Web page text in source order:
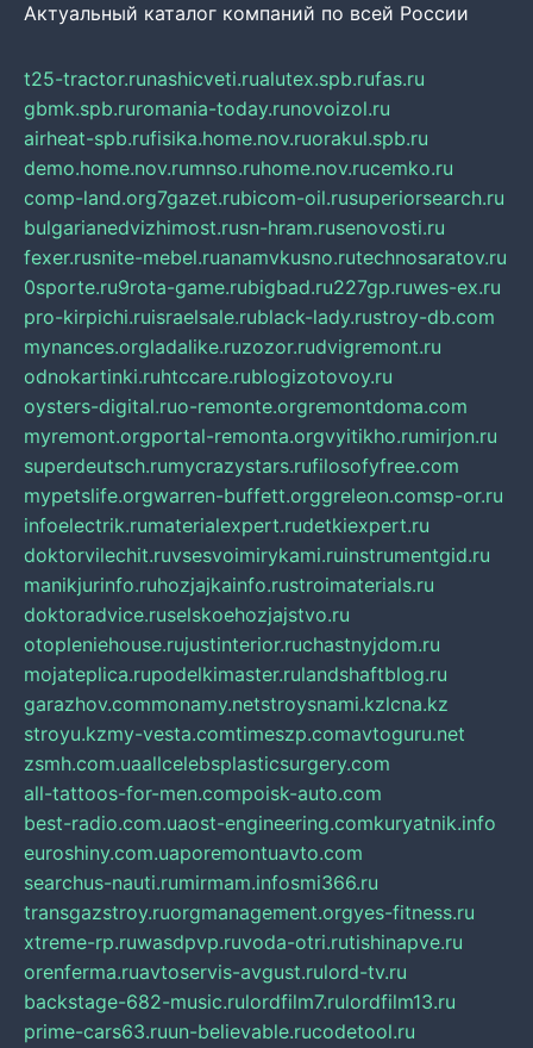
Актуальный каталог компаний по всей России
t25-tractor.runashicveti.rualutex.spb.rufas.ru
gbmk.spb.ruromania-today.runovoizol.ru
airheat-spb.rufisika.home.nov.ruorakul.spb.ru
demo.home.nov.rumnso.ruhome.nov.rucemko.ru
comp-land.org7gazet.rubicom-oil.rusuperiorsearch.ru
bulgarianedvizhimost.rusn-hram.rusenovosti.ru
fexer.rusnite-mebel.ruanamvkusno.rutechnosaratov.ru
0sporte.ru9rota-game.rubigbad.ru227gp.ruwes-ex.ru
pro-kirpichi.ruisraelsale.rublack-lady.rustroy-db.com
mynances.orgladalike.ruzozor.rudvigremont.ru
odnokartinki.ruhtccare.rublogizotovoy.ru
oysters-digital.ruo-remonte.orgremontdoma.com
myremont.orgportal-remonta.orgvyitikho.rumirjon.ru
superdeutsch.rumycrazystars.rufilosofyfree.com
mypetslife.orgwarren-buffett.orggreleon.comsp-or.ru
infoelectrik.rumaterialexpert.rudetkiexpert.ru
doktorvilechit.ruvsesvoimirykami.ruinstrumentgid.ru
manikjurinfo.ruhozjajkainfo.rustroimaterials.ru
doktoradvice.ruselskoehozjajstvo.ru
otopleniehouse.rujustinterior.ruchastnyjdom.ru
mojateplica.rupodelkimaster.rulandshaftblog.ru
garazhov.commonamy.netstroysnami.kzlcna.kz
stroyu.kzmy-vesta.comtimeszp.comavtoguru.net
zsmh.com.uaallcelebsplasticsurgery.com
all-tattoos-for-men.compoisk-auto.com
best-radio.com.uaost-engineering.comkuryatnik.info
euroshiny.com.uaporemontuavto.com
searchus-nauti.rumirmam.infosmi366.ru
transgazstroy.ruorgmanagement.orgyes-fitness.ru
xtreme-rp.ruwasdpvp.ruvoda-otri.rutishinapve.ru
orenferma.ruavtoservis-avgust.rulord-tv.ru
backstage-682-music.rulordfilm7.rulordfilm13.ru
prime-cars63.ruun-believable.rucodetool.ru